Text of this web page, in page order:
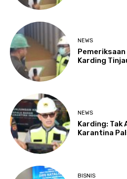
NEWS
Karding
NEWS
Karding: Tak
Karantina
BISNIS